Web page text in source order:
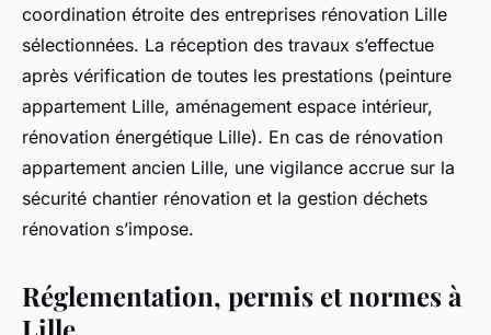
coordination étroite des entreprises rénovation Lille
sélectionnées. La réception des travaux s’effectue
après vérification de toutes les prestations (peinture
appartement Lille, aménagement espace intérieur,
rénovation énergétique Lille). En cas de rénovation
appartement ancien Lille, une vigilance accrue sur la
sécurité chantier rénovation et la gestion déchets
rénovation s’impose.
Réglementation, permis et normes à